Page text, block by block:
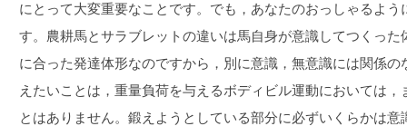
にとって大変重要なことです。でも，あなたのおっしゃるよ
す。農耕馬とサラブレットの違いは馬自身が意識してつくっ
に合った発達体形なのですから，別に意識，無意識には関係
えたいことは，重量負荷を与えるボディビル運動においては
とはありません。鍛えようとしている部分に必ずいくらかは